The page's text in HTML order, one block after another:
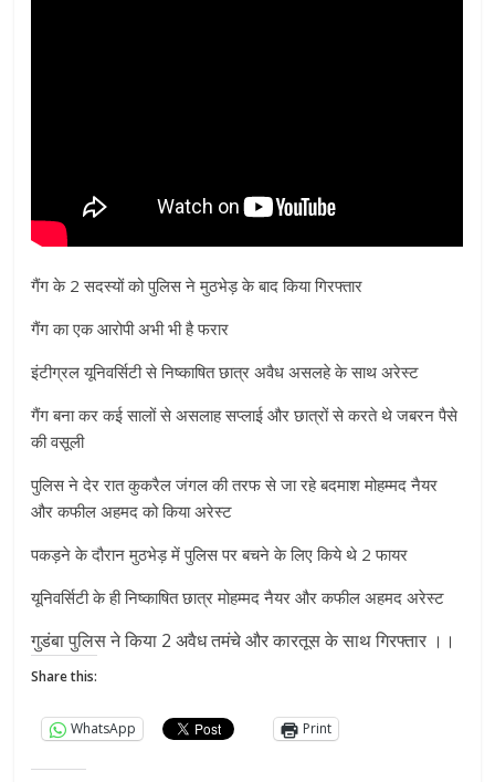
गैंग के 2 सदस्यों को पुलिस ने मुठभेड़ के बाद किया गिरफ्तार
गैंग का एक आरोपी अभी भी है फरार
इंटीग्रल यूनिवर्सिटी से निष्काषित छात्र अवैध असलहे के साथ अरेस्ट
गैंग बना कर कई सालों से असलाह सप्लाई और छात्रों से करते थे जबरन पैसे
की वसूली
पुलिस ने देर रात कुकरैल जंगल की तरफ से जा रहे बदमाश मोहम्मद नैयर
और कफील अहमद को किया अरेस्ट
पकड़ने के दौरान मुठभेड़ में पुलिस पर बचने के लिए किये थे 2 फायर
यूनिवर्सिटी के ही निष्काषित छात्र मोहम्मद नैयर और कफील अहमद अरेस्ट
गुडंबा पुलिस ने किया 2 अवैध तमंचे और कारतूस के साथ गिरफ्तार ।।
Share this:
WhatsApp Print